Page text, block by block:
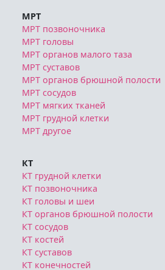
МРТ
МРТ позвоночника
МРТ головы
МРТ органов малого таза
МРТ суставов
МРТ органов брюшной полости
МРТ сосудов
МРТ мягких тканей
МРТ грудной клетки
МРТ другое
КТ
КТ грудной клетки
КТ позвоночника
КТ головы и шеи
КТ органов брюшной полости
КТ сосудов
КТ костей
КТ суставов
КТ конечностей